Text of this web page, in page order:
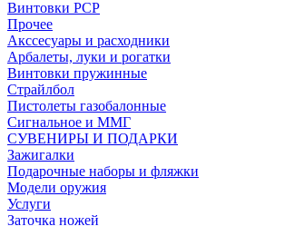
Винтовки PCP
Прочее
Акссесуары и расходники
Арбалеты, луки и рогатки
Винтовки пружинные
Страйлбол
Пистолеты газобалонные
Сигнальное и ММГ
СУВЕНИРЫ И ПОДАРКИ
Зажигалки
Подарочные наборы и фляжки
Модели оружия
Услуги
Заточка ножей